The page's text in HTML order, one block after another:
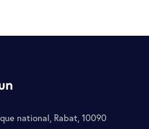
national, Rabat, 10090